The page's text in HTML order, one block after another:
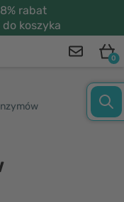
rabat
do koszyka
0